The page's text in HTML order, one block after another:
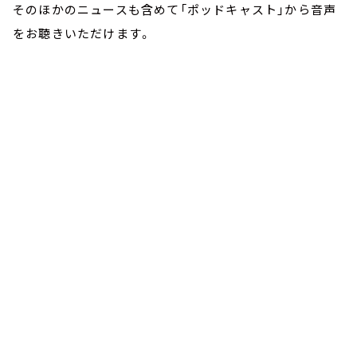
そのほかのニュースも含めて「ポッドキャスト」から音声
をお聴きいただけます。